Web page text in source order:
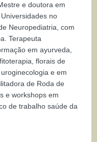
e doutora em
no
Neuropediatria, com
Terapeuta
em ayurveda,
florais de
e em
de Roda de
e workshops em
de trabalho saúde da